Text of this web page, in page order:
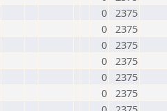
0 2375
0 2375
0 2375
0 2375
0 2375
0 2375